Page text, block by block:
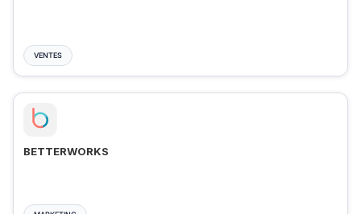
VENTES
BETTERWORKS